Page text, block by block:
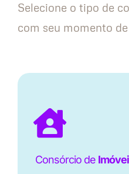
Selecione o tipo de
com seu momento
Consórcio de